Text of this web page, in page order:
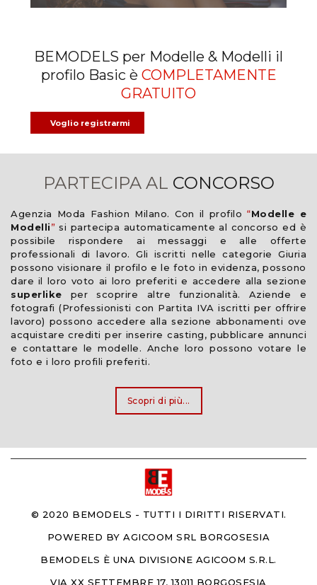
BEMODELS per Modelle & Modelli il
profilo Basic è COMPLETAMENTE
GRATUITO
Voglio registrarmi
PARTECIPA AL CONCORSO
Agenzia Moda Fashion Milano. Con il profilo“Modelle e
Modelli” si partecipa automaticamente al concorso ed è
possibile rispondere ai messaggi e alle offerte
professionali di lavoro. Gli iscritti nelle categorie Giuria
possono visionare il profilo e le foto in evidenza, possono
dare il loro voto ai loro preferiti e accedere alla sezione
superlike per scoprire altre funzionalità. Aziende e
fotografi (Professionisti con Partita IVA iscritti per offrire
lavoro) possono accedere alla sezione abbonamenti ove
acquistare crediti per inserire casting, pubblicare annunci
e contattare le modelle. Anche loro possono votare le
foto e i loro profili preferiti.
Scopri di più...
© 2020 BEMODELS - TUTTI I DIRITTI RISERVATI.
POWERED BYAGICOOM SRL BORGOSESIA
BEMODELS È UNA DIVISIONE AGICOOM S.R.L.
VIA XX SETTEMBRE 17, 13011 BORGOSESIA